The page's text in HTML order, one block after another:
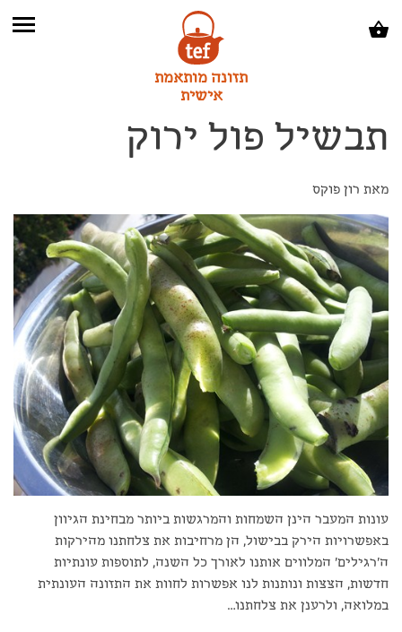
תזונה מותאמת
אישית
תבשיל פול ירוק
מאת רון פוקס
עונות המעבר הינן השמחות והמרגשות ביותר מבחינת הגיוון
באפשרויות הירק בבישול, הן מרחיבות את צלחתנו מהירקות
ה'רגילים' המלווים אותנו לאורך כל השנה, לתוספות עונתיות
חדשות, הצצות ונותנות לנו אפשרות לחוות את התזונה העונתית
במלואה, ולרענן את צלחתנו…